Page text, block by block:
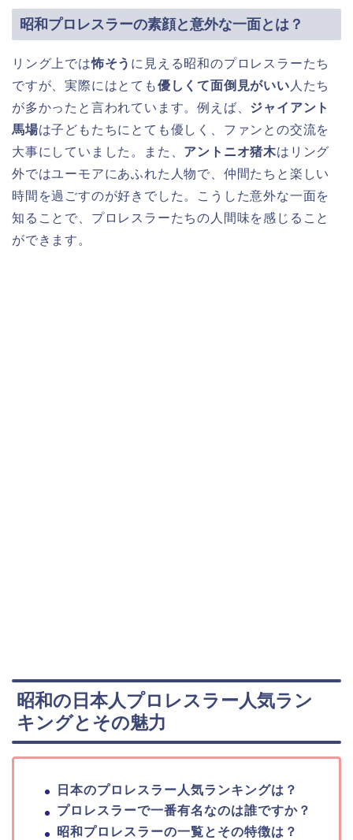
昭和プロレスラーの素顔と意外な一面とは？
リング上では怖そう に見える昭和のプロレスラーたち
ですが、実際にはとても優しくて面倒見がいい人たち
が多かったと言われています。例えば、 ジャイアント
馬場は子どもたちにとても優しく、ファンとの交流を
大事にしていました。また、 アントニオ猪木はリング
外ではユーモアにあふれた人物で、仲間たちと楽しい
時間を過ごすのが好きでした。こうした意外な一面を
知ることで、プロレスラーたちの人間味を感じること
ができます。
昭和の日本人プロレスラー人気ラン
キングとその魅力
日本のプロレスラー人気ランキングは？
プロレスラーで一番有名なのは誰ですか？
昭和プロレスラーの一覧とその特徴は？